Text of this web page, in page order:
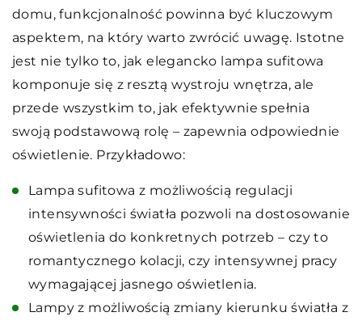
domu, funkcjonalność powinna być kluczowym
aspektem, na który warto zwrócić uwagę. Istotne
jest nie tylko to, jak elegancko lampa sufitowa
komponuje się z resztą wystroju wnętrza, ale
przede wszystkim to, jak efektywnie spełnia
swoją podstawową rolę – zapewnia odpowiednie
oświetlenie. Przykładowo:
Lampa sufitowa z możliwością regulacji
intensywności światła pozwoli na dostosowanie
oświetlenia do konkretnych potrzeb – czy to
romantycznego kolacji, czy intensywnej pracy
wymagającej jasnego oświetlenia.
Lampy z możliwością zmiany kierunku światła z